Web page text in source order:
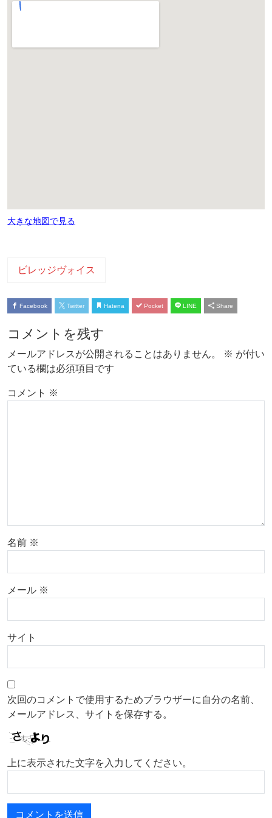
大きな地図で見る
ビレッジヴォイス
Facebook Twitter Hatena Pocket LINE Share
コメントを残す
メールアドレスが公開されることはありません。 ※ が付い
ている欄は必須項目です
コメント ※
名前 ※
メール ※
サイト
次回のコメントで使用するためブラウザーに自分の名前、
メールアドレス、サイトを保存する。
上に表示された文字を入力してください。